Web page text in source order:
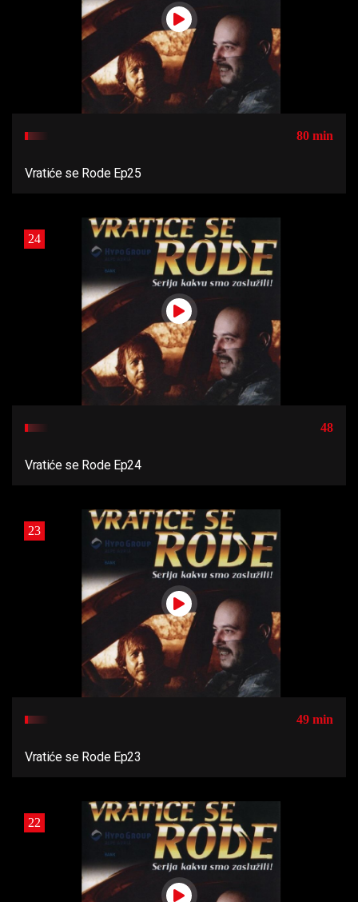
80 min
Vratiće se Rode Ep25
24
48
Vratiće se Rode Ep24
23
49 min
Vratiće se Rode Ep23
22